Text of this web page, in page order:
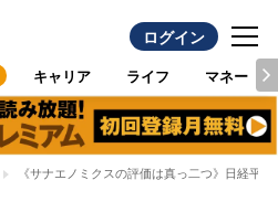
ログイン
キャリア ライフ マネー
《サナエノミクスの評価は真っ二つ》日経平